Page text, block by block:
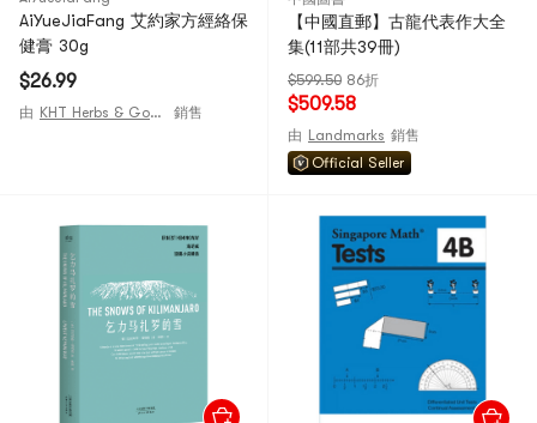
AiYueJiaFang 艾約家方經絡保
健膏 30g
$26.99
由 KHT Herbs & Goods 銷售
【中國直郵】古龍代表作大全
集(11部共39冊)
$599.50 86折
$509.58
由 Landmarks 銷售
Official Seller